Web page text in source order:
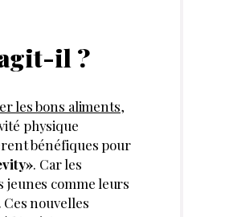
il ?
les bons aliments,
physique
bénéfiques pour
. Car les
comme leurs
Ces nouvelles